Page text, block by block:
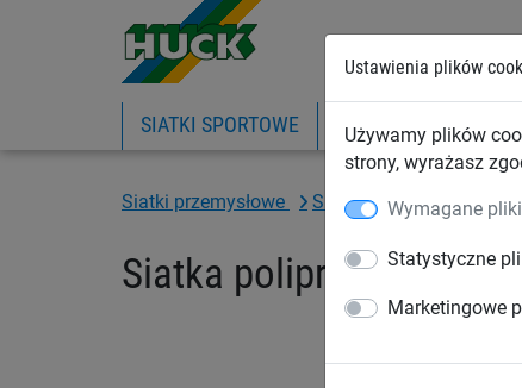
Ustawienia plików
Używamy plików
strony, wyrażasz
Wymagane
Statystyczne
Marketingowe
SIATKI SPORTOWE PIŁKOCHWYTY
Siatki przemysłowe Siatki na wymiar
Siatka polipropylenowe